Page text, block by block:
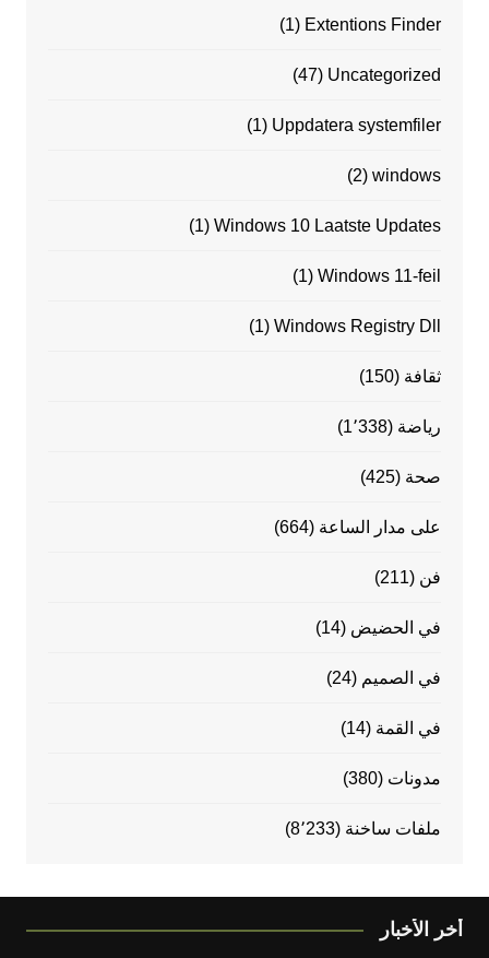
Extentions Finder
(1)
Uncategorized
(47)
Uppdatera systemfiler
(1)
windows
(2)
Windows 10 Laatste Updates
(1)
Windows 11-feil
(1)
Windows Registry Dll
(1)
ثقافة (150)
رياضة (1٬338)
صحة (425)
على مدار الساعة (664)
فن (211)
في الحضيض (14)
في الصميم (24)
في القمة (14)
مدونات (380)
ملفات ساخنة (8٬233)
أخر الأخبار